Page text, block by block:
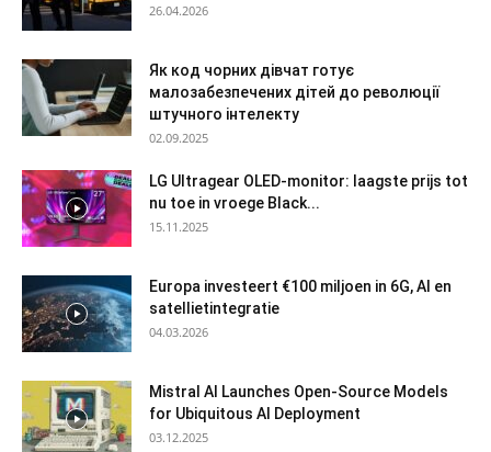
26.04.2026
Як код чорних дівчат готує
малозабезпечених дітей до революції
штучного інтелекту
02.09.2025
LG Ultragear OLED-monitor: laagste prijs tot
nu toe in vroege Black...
15.11.2025
Europa investeert €100 miljoen in 6G, AI en
satellietintegratie
04.03.2026
Mistral AI Launches Open-Source Models
for Ubiquitous AI Deployment
03.12.2025